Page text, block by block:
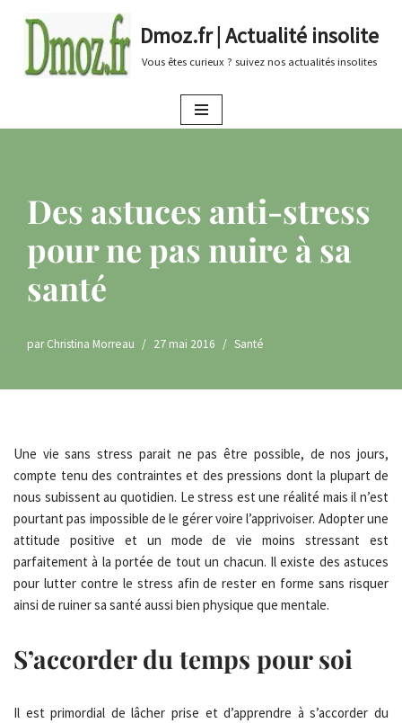
au
Dmoz.fr | Actualité insolite
Vous êtes curieux ? suivez nos actualités insolites
Des astuces anti-stress
pour ne pas nuire à sa
santé
parChristina Morreau 27 mai 2016 Santé
Une vie sans stress parait ne pas être possible, de nos jours,
compte tenu des contraintes et des pressions dont la plupart de
nous subissent au quotidien. Le stress est une réalité mais il n’est
pourtant pas impossible de le gérer voire l’apprivoiser. Adopter une
attitude positive et un mode de vie moins stressant est
parfaitement à la portée de tout un chacun. Il existe des astuces
pour lutter contre le stress afin de rester en forme sans risquer
ainsi de ruiner sa santé aussi bien physique que mentale.
S’accorder du temps pour soi
Il est primordial de lâcher prise et d’apprendre à s’accorder du